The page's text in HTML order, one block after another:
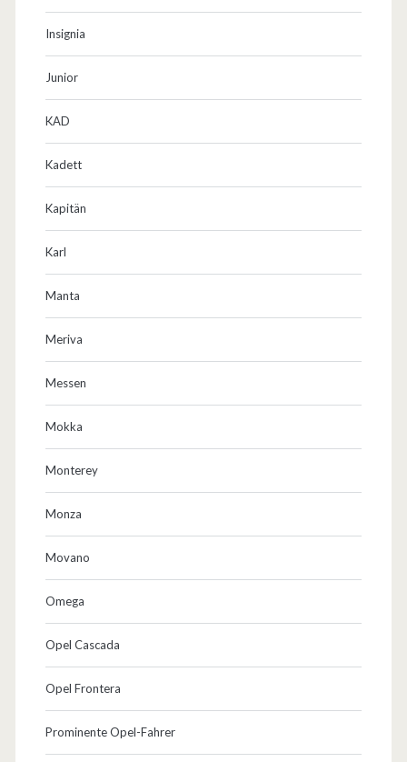
Insignia
Junior
KAD
Kadett
Kapitän
Karl
Manta
Meriva
Messen
Mokka
Monterey
Monza
Movano
Omega
Opel Cascada
Opel Frontera
Prominente Opel-Fahrer